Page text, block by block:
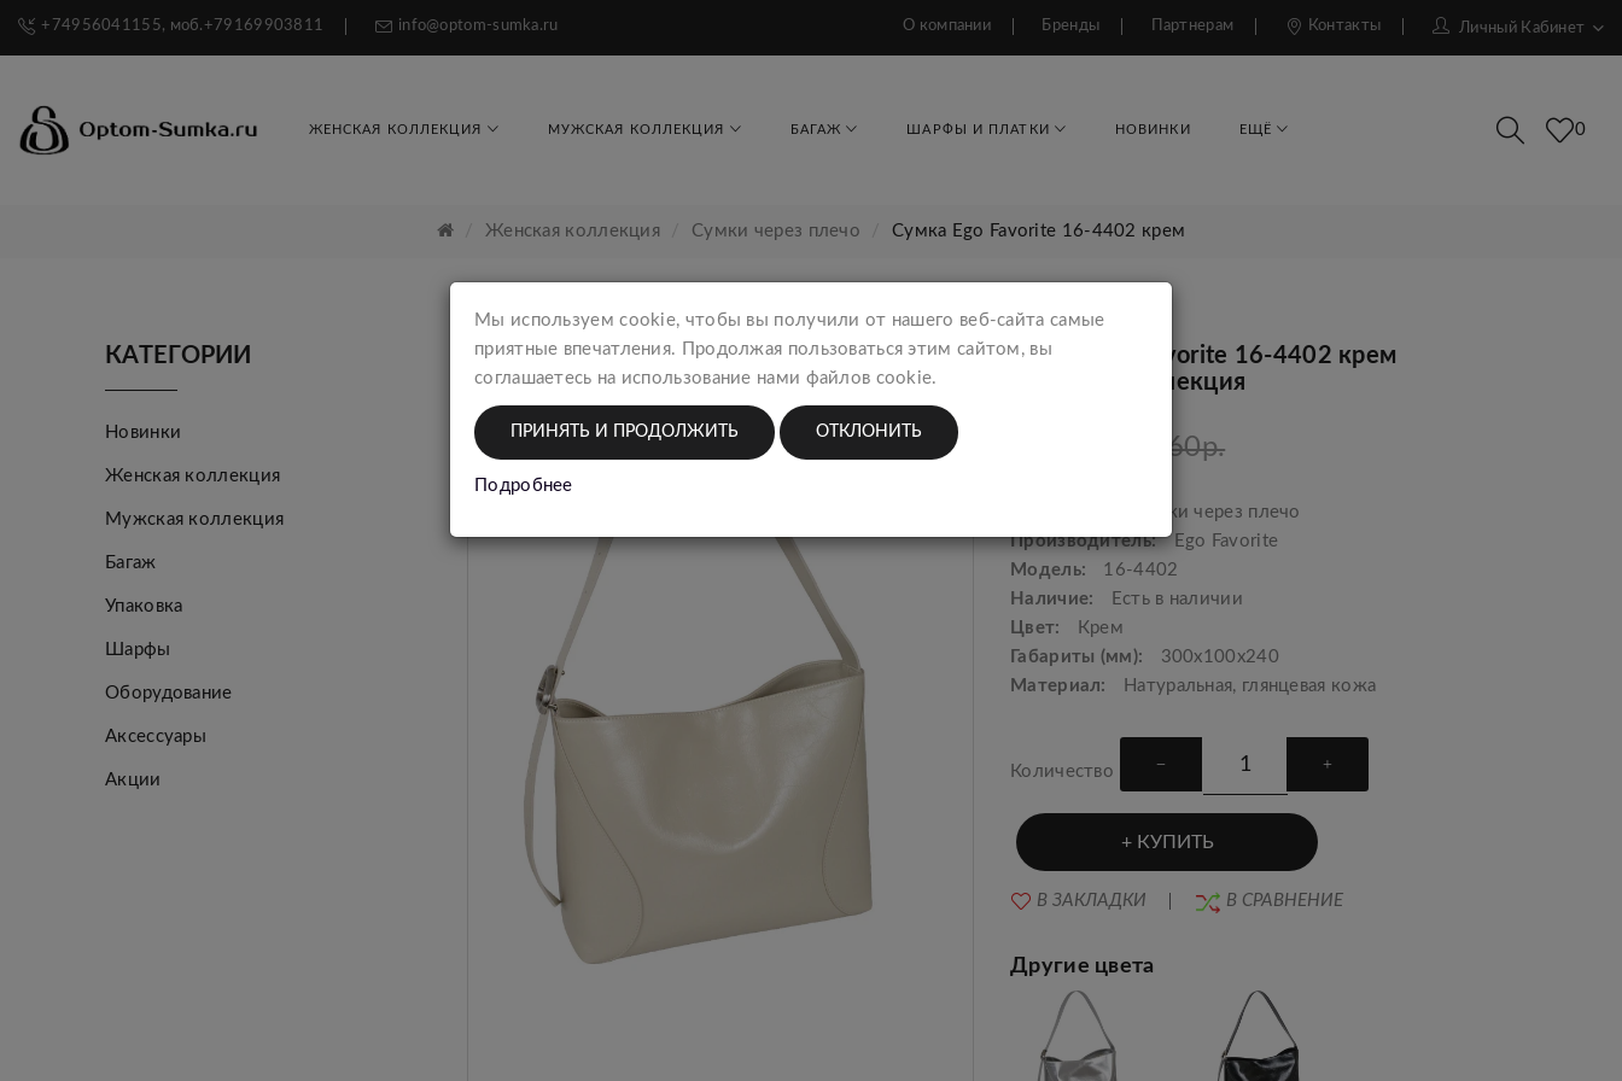
+74956041155, моб.+79169903811 info@optom-sumka.ru О компании Бренды Партнерам Контакты Личный Кабинет
ЖЕНСКАЯ КОЛЛЕКЦИЯ МУЖСКАЯ КОЛЛЕКЦИЯ БАГАЖ ШАРФЫ И ПЛАТКИ НОВИНКИ ЕЩЁ 0
Женская коллекция Сумки через плечо Сумка Ego Favorite 16-4402 крем
КАТЕГОРИИ
Новинки
Женская коллекция
Мужская коллекция
Багаж
Упаковка
Шарфы
Оборудование
Аксессуары
Акции
Сумка Ego Favorite 16-4402 крем
Женская коллекция
10660р.
Сумки через плечо
Производитель:
Ego Favorite
Модель:
16-4402
Наличие:
Есть в наличии
Цвет:
Крем
Габариты (мм):
300x100x240
Материал:
Натуральная, глянцевая кожа
Количество
КУПИТЬ
В ЗАКЛАДКИ В СРАВНЕНИЕ
Другие цвета
Мы используем cookie, чтобы вы получили от нашего веб-сайта самые
приятные впечатления. Продолжая пользоваться этим сайтом, вы
соглашаетесь на использование нами файлов cookie.
ПРИНЯТЬ И ПРОДОЛЖИТЬ ОТКЛОНИТЬ
Подробнее